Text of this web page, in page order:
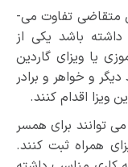
شرایط ویزای همراه با توجه به شرایط سنی متقاضی تفاوت می­
زیر ۱۸ سال سن داشته باشد یکی از
یا ویزای گاردین
و خواهر و برادر
تاهل می­ توانند برای همسر
ویزای همراه ثبت کنند.